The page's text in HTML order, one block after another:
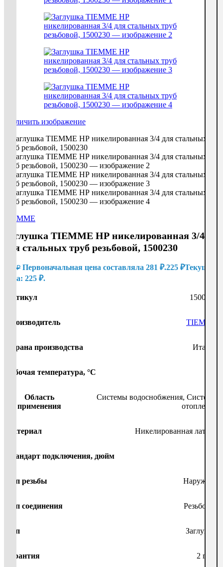
увеличить изображение
Заглушка TIEMME НР никелированная 3/4
для стальных труб резьбовой, 1500230
₽ Первоначальная цена составляла 281 ₽.225 ₽Текущая
цена: 225 ₽.
Артикул 1500230
Производитель TIEMME
Страна производства Италия
Рабочая температура, °С
Область
применения
Системы водоснобжения, Системы
отопления
Материал Никелированная латунь
Стандарт подключения, дюйм
Тип резьбы Наружная
Тип соединения Резьбовое
Тип Заглушка
Гарантия 2 года